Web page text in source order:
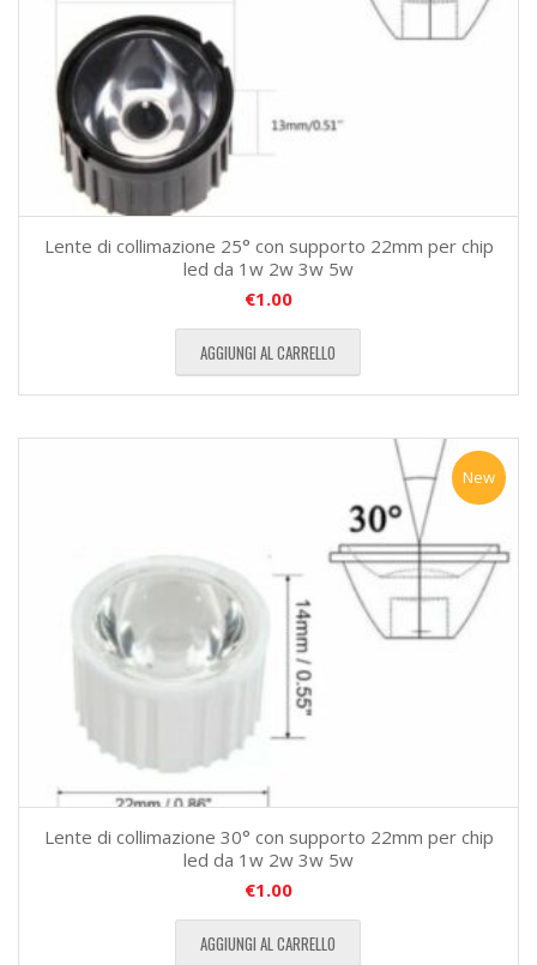
Lente di collimazione 25° con supporto 22mm per chip
led da 1w 2w 3w 5w
€1.00
AGGIUNGI AL CARRELLO
New
Lente di collimazione 30° con supporto 22mm per chip
led da 1w 2w 3w 5w
€1.00
AGGIUNGI AL CARRELLO